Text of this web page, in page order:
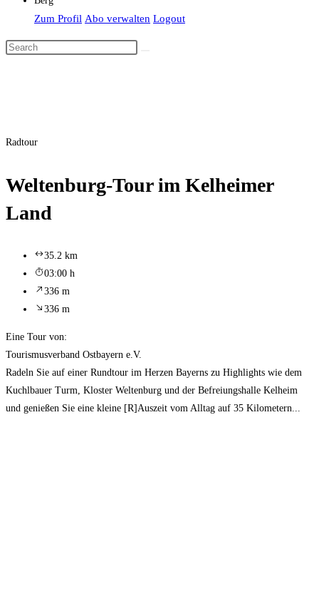
Zum Profil Abo verwalten Logout
Radtour
Weltenburg-Tour im Kelheimer
Land
35.2 km
03:00 h
336 m
336 m
Eine Tour von:
Tourismusverband Ostbayern e.V.
Radeln Sie auf einer Rundtour im Herzen Bayerns zu Highlights wie dem
Kuchlbauer Turm, Kloster Weltenburg und der Befreiungshalle Kelheim
und genießen Sie eine kleine [R]Auszeit vom Alltag auf 35 Kilometern...